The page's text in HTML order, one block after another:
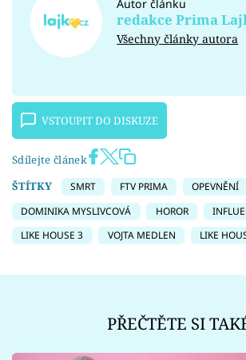
Autor článku
redakce Prima
Všechny články autora
VSTOUPIT DO DISKUZE
Sdílejte článek
ŠTÍTKY
SMRT FTV PRIMA
OPEVNĚNÍ
DOMINIKA MYSLIVCOVÁ
HOROR
LIKE HOUSE 3
VOJTA MEDLEN LIKE
PŘEČTĚTE SI